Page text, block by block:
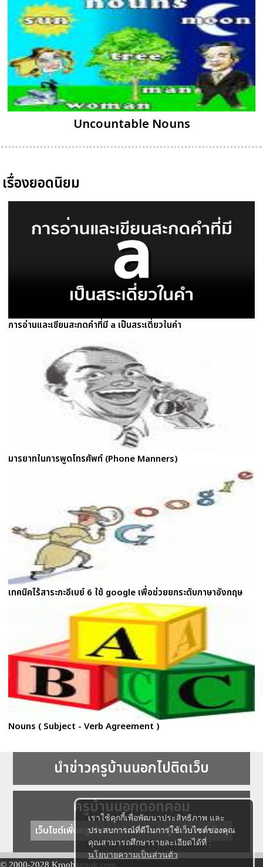
เราใช้คุกกี้เพื่อพัฒนาประสิทธิภาพ และ
ประสบการณ์ที่ดีในการใช้เว็บไซต์ของคุณ
คุณสามารถศึกษารายละเอียดได้ที่ :
นโยบายความเป็นส่วนตัว
Uncountable Nouns
เรื่องยอดนิยม
การอ่านและเขียนสะกดคำที่มี a เป็นสระเดี่ยวในคำ
มารยาทในการพูดโทรศัพท์ (Phone Manners)
เทคนิคไร้สาระกะอีเบย์ 6 ใช้ google เพื่อช่วยยกระดับภาษาอังกฤษ
Nouns ( Subject - Verb Agreement )
นำข่าวครูบ้านนอกไปติดเว็บ
ครูบ้านนอกดอทคอม
เว็บไซต์เพื่อครู ข่าวการศึกษา ความรู้ การศึกษาไทย
© 2000-2028 Kroobannok.com